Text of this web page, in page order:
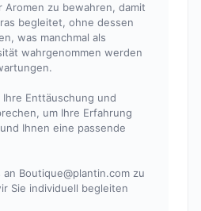
zu bewahren, damit
begleitet, ohne dessen
was manchmal als
wahrgenommen werden
Enttäuschung und
um Ihre Erfahrung
Ihnen eine passende
an Boutique@plantin.com zu
Sie individuell begleiten